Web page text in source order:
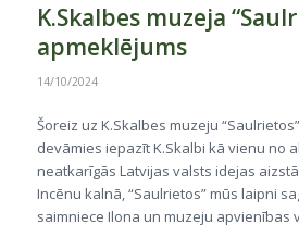
K.Skalbes muzeja
apmeklējums
14/10/2024
Šoreiz uz K.Skalbes muzeju
devāmies iepazīt K.Skalbi kā vienu no
neatkarīgās Latvijas valsts idejas
Incēnu kalnā, “Saulrietos” mūs laipni
saimniece Ilona un muzeju apvienības